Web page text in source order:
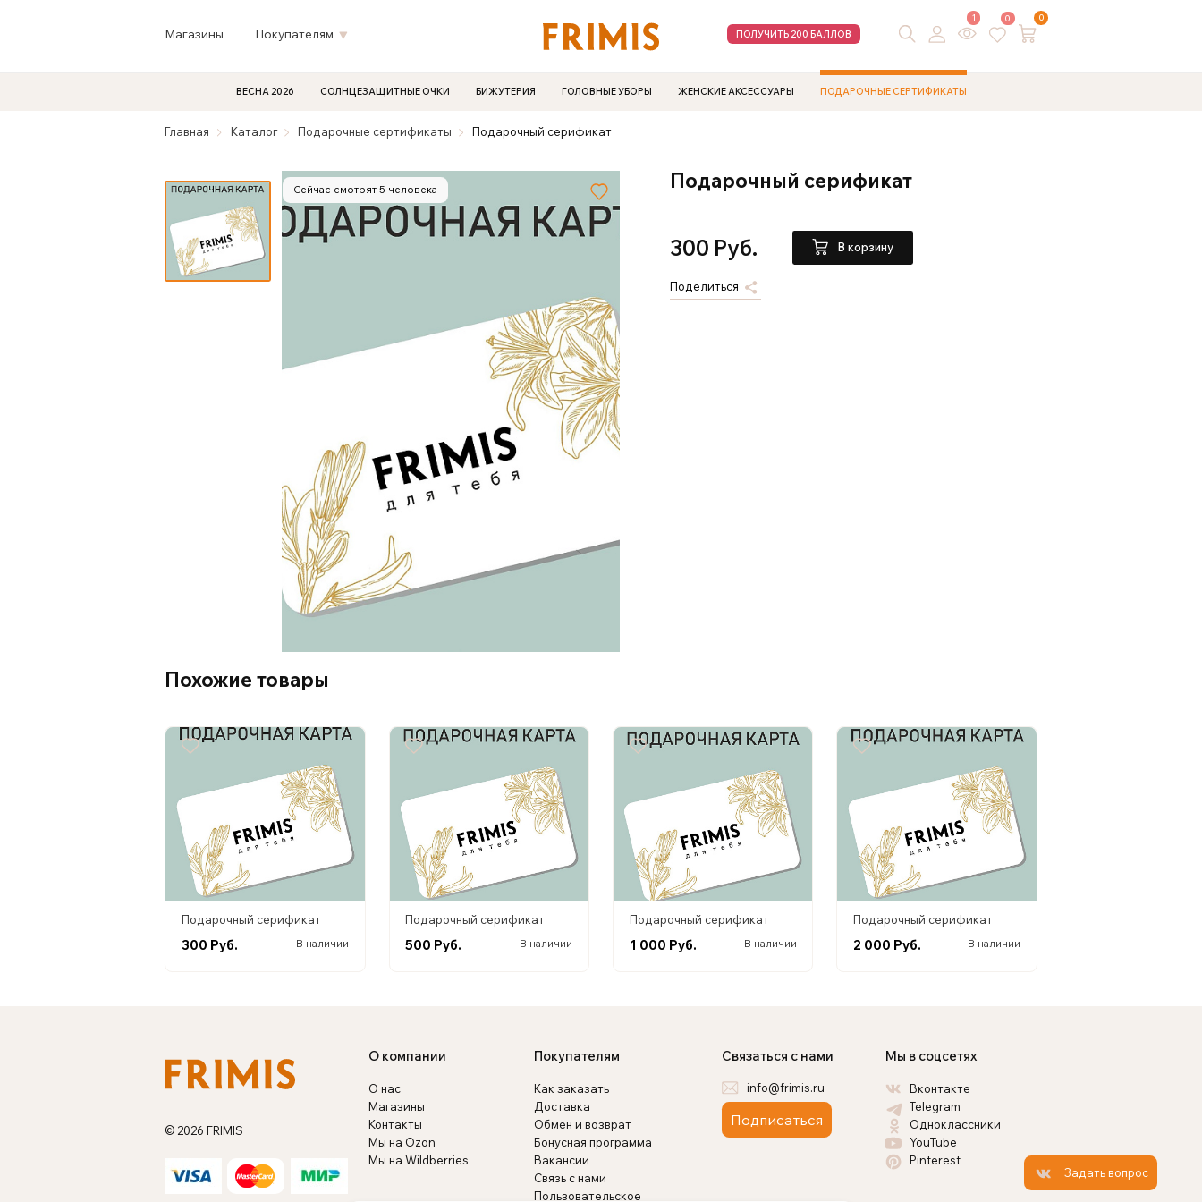
Магазины Покупателям ПОЛУЧИТЬ 200 БАЛЛОВ
1 0 0
ВЕСНА 2026 СОЛНЦЕЗАЩИТНЫЕ ОЧКИ БИЖУТЕРИЯ ГОЛОВНЫЕ УБОРЫ ЖЕНСКИЕ АКСЕССУАРЫ ПОДАРОЧНЫЕ СЕРТИФИКАТЫ
Главная Каталог Подарочные сертификаты Подарочный серификат
Сейчас смотрят 5 человека Подарочный серификат
300 Руб. В корзину
Поделиться
Похожие товары
Подарочный серификат
300 Руб. В наличии
Подарочный серификат
500 Руб. В наличии
Подарочный серификат
1 000 Руб. В наличии
Подарочный серификат
2 000 Руб. В наличии
© 2026 FRIMIS
О компании
О нас
Магазины
Контакты
Мы на Ozon
Мы на Wildberries
Покупателям
Как заказать
Доставка
Обмен и возврат
Бонусная программа
Вакансии
Связь с нами
Пользовательское
Связаться с нами
info@frimis.ru
Подписаться
Мы в соцсетях
Вконтакте
Telegram
Одноклассники
YouTube
Pinterest
Задать вопрос